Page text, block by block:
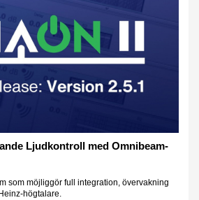
Ljudkontroll med Omnibeam-
som möjliggör full integration, övervakning
högtalare.